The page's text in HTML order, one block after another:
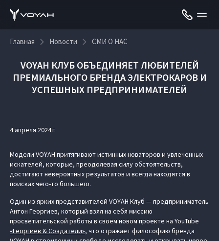
Главная Новости СМИ О НАС
VOYAH КЛУБ ОБЪЕДИНЯЕТ ЛЮБИТЕЛЕЙ
ПРЕМИАЛЬНОГО БРЕНДА ЭЛЕКТРОКАРОВ И
УСПЕШНЫХ ПРЕДПРИНИМАТЕЛЕЙ
4 апреля 2024 г.
Модели VOYAH притягивают истинных новаторов и увлеченных
искателей, которые, преодолевая силу обстоятельств,
достигают невероятных результатов и всегда находятся в
поисках чего-то большего.
Один из ярких представителей VOYAH Клуб — предприниматель
Антон Георгиев, который взял на себя миссию
просветительской работы в своем новом проекте на YouTube
«Георгиев & Создатели», что отражает философию бренда